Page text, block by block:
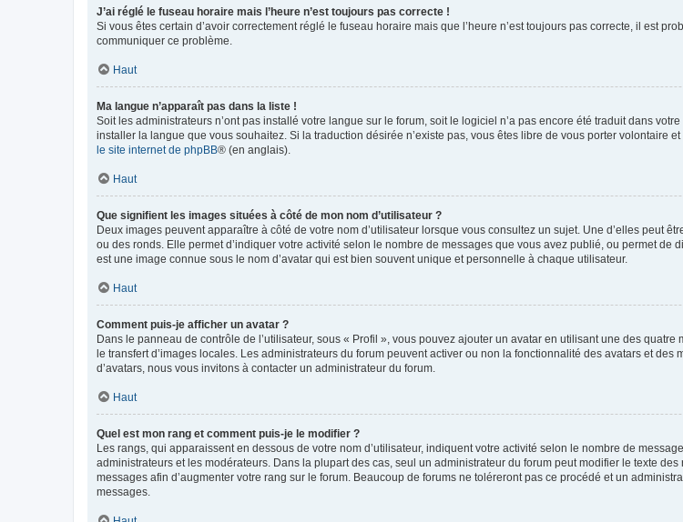
J’ai réglé le fuseau horaire mais l’heure n’est toujours pas correcte !
Si vous êtes certain d’avoir correctement réglé le fuseau horaire mais que l’heure n’est toujours pas correcte, il est
communiquer ce problème.
Haut
Ma langue n’apparaît pas dans la liste !
Soit les administrateurs n’ont pas installé votre langue sur le forum, soit le logiciel n’a pas encore été traduit dans
installer la langue que vous souhaitez. Si la traduction désirée n’existe pas, vous êtes libre de vous porter volontaire
le site internet de phpBB® (en anglais).
Haut
Que signifient les images situées à côté de mon nom d’utilisateur ?
Deux images peuvent apparaître à côté de votre nom d’utilisateur lorsque vous consultez un sujet. Une d’elles peut
ou des ronds. Elle permet d’indiquer votre activité selon le nombre de messages que vous avez publié, ou permet de
est une image connue sous le nom d’avatar qui est bien souvent unique et personnelle à chaque utilisateur.
Haut
Comment puis-je afficher un avatar ?
Dans le panneau de contrôle de l’utilisateur, sous « Profil », vous pouvez ajouter un avatar en utilisant une des
le transfert d’images locales. Les administrateurs du forum peuvent activer ou non la fonctionnalité des avatars et
d’avatars, nous vous invitons à contacter un administrateur du forum.
Haut
Quel est mon rang et comment puis-je le modifier ?
Les rangs, qui apparaissent en dessous de votre nom d’utilisateur, indiquent votre activité selon le nombre de
administrateurs et les modérateurs. Dans la plupart des cas, seul un administrateur du forum peut modifier le texte
messages afin d’augmenter votre rang sur le forum. Beaucoup de forums ne toléreront pas ce procédé et un
messages.